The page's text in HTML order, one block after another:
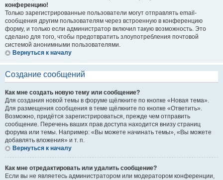
конференцию!
Только зарегистрированные пользователи могут отправлять email-
сообщения другим пользователям через встроенную в конференцию
форму, и только если администратор включил такую возможность. Это
сделано для того, чтобы предотвратить злоупотребления почтовой
системой анонимными пользователями.
Вернуться к началу
Создание сообщений
Как мне создать новую тему или сообщение?
Для создания новой темы в форуме щёлкните по кнопке «Новая тема».
Для размещения сообщения в теме щёлкните по кнопке «Ответить».
Возможно, придётся зарегистрироваться, прежде чем отправить
сообщение. Перечень ваших прав доступа находится внизу страниц
форума или темы. Например: «Вы можете начинать темы», «Вы можете
добавлять вложения» и т. п.
Вернуться к началу
Как мне отредактировать или удалить сообщение?
Если вы не являетесь администратором или модератором конференции,